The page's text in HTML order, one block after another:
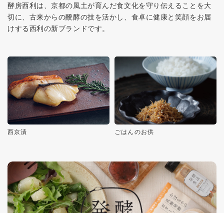
酵房西利は、京都の風土が育んだ食文化を守り伝えることを大
切に、古来からの醗酵の技を活かし、食卓に健康と笑顔をお届
けする西利の新ブランドです。
西京漬 ごはんのお供